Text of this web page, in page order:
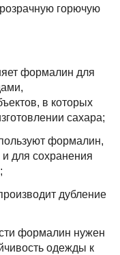
горючую
формалин для
в которых
сахара;
формалин,
для сохранения
дубление
формалин нужен
одежды к